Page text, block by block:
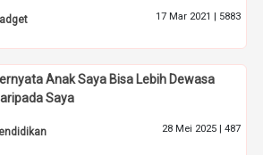
17 Mar 2021 | 5883
Anak Saya Bisa Lebih Dewasa
Saya
28 Mei 2025 | 487